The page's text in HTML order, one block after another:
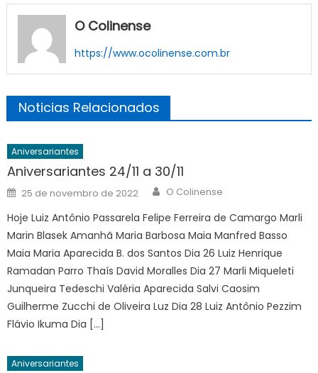
O Colinense
https://www.ocolinense.com.br
Noticias Relacionados
Aniversariantes
Aniversariantes 24/11 a 30/11
Posted
on
25 de novembro de 2022 Author
O Colinense
Hoje Luiz Antônio Passarela Felipe Ferreira de Camargo Marli
Marin Blasek Amanhã Maria Barbosa Maia Manfred Basso
Maia Maria Aparecida B. dos Santos Dia 26 Luiz Henrique
Ramadan Parro Thaís David Moralles Dia 27 Marli Miqueleti
Junqueira Tedeschi Valéria Aparecida Salvi Caosim
Guilherme Zucchi de Oliveira Luz Dia 28 Luiz Antônio Pezzim
Flávio Ikuma Dia […]
Aniversariantes